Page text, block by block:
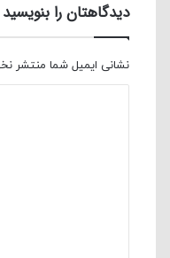
دیدگاهتان را بنویسید
نشانی ایمیل شما منتشر